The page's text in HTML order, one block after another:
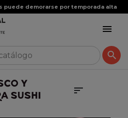
puede demorarse por temporada alta


Y
SUSHI
